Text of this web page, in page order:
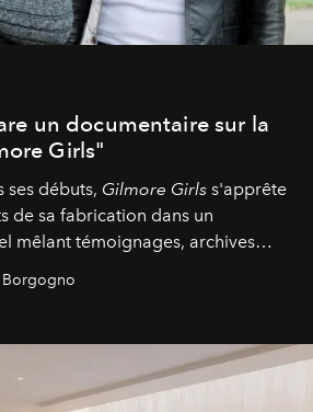
un documentaire sur la
Girls"
ses débuts, Gilmore Girls s'apprête
de sa fabrication dans un
mêlant témoignages, archives
Borgogno